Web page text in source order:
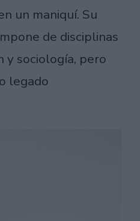
un maniquí. Su
de disciplinas
y sociología, pero
legado